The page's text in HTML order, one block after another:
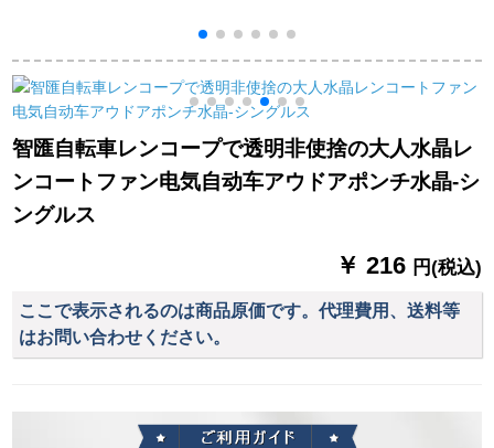
ウ·メイドロゴト·リン
グ透明で厚い非一次
ネトレッドポチ黒い
XL
ドレットソルビルビ
ル傘シルバ湖336 T
かりのガスクの防风
の自転车は更に厚い
シングルスです。
智匯自転車レンコープで透明非使捨の大人水晶レ
ンコートファン电気自动车アウドアポンチ水晶-シ
ングルス
￥ 216 円(税込)
ここで表示されるのは商品原価です。代理費用、送料等
はお問い合わせください。